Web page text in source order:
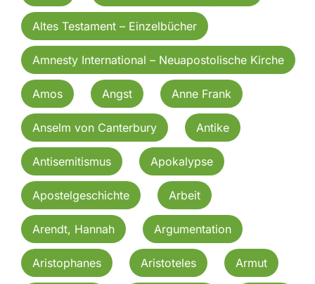
Altes Testament – Einzelbücher
Amnesty International – Neuapostolische Kirche
Amos Angst Anne Frank
Anselm von Canterbury Antike
Antisemitismus Apokalypse
Apostelgeschichte Arbeit
Arendt, Hannah Argumentation
Aristophanes Aristoteles Armut